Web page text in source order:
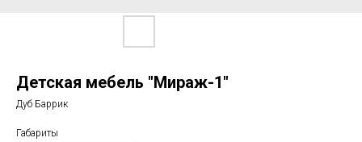
Детская мебель "Мираж-1"
Дуб Баррик
Габариты